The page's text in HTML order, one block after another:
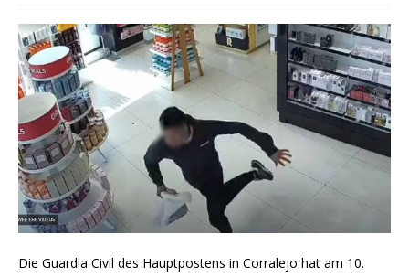
Die Guardia Civil des Hauptpostens in Corralejo hat am 10.